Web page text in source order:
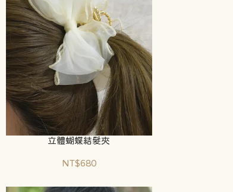
立體蝴蝶結髮夾
NT$680